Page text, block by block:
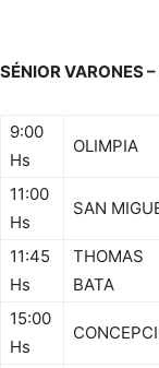
SÉNIOR VARONES
9:00
Hs
OLIMPIA
11:00
Hs
SAN
11:45
Hs
THOMAS
BATA
15:00
Hs